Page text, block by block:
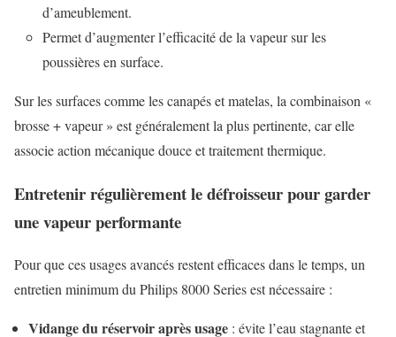
d’ameublement.
Permet d’augmenter l’efficacité de la vapeur sur les
poussières en surface.
Sur les surfaces comme les canapés et matelas, la combinaison «
brosse + vapeur » est généralement la plus pertinente, car elle
associe action mécanique douce et traitement thermique.
Entretenir régulièrement le défroisseur pour garder
une vapeur performante
Pour que ces usages avancés restent efficaces dans le temps, un
entretien minimum du Philips 8000 Series est nécessaire :
Vidange du réservoir après usage : évite l’eau stagnante et